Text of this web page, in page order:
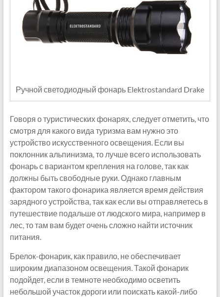
Ручной светодиодный фонарь Elektrostandard Drake
Говоря о туристических фонарях, следует отметить, что
смотря для какого вида туризма вам нужно это
устройство искусственного освещения. Если вы
поклонник альпинизма, то лучше всего использовать
фонарь с вариантом крепления на голове, так как
должны быть свободные руки. Однако главным
фактором такого фонарика является время действия
зарядного устройства, так как если вы отправляетесь в
путешествие подальше от людского мира, например в
лес, то там вам будет очень сложно найти источник
питания.
Брелок-фонарик, как правило, не обеспечивает
широким диапазоном освещения. Такой фонарик
подойдет, если в темноте необходимо осветить
небольшой участок дороги или поискать какой-либо